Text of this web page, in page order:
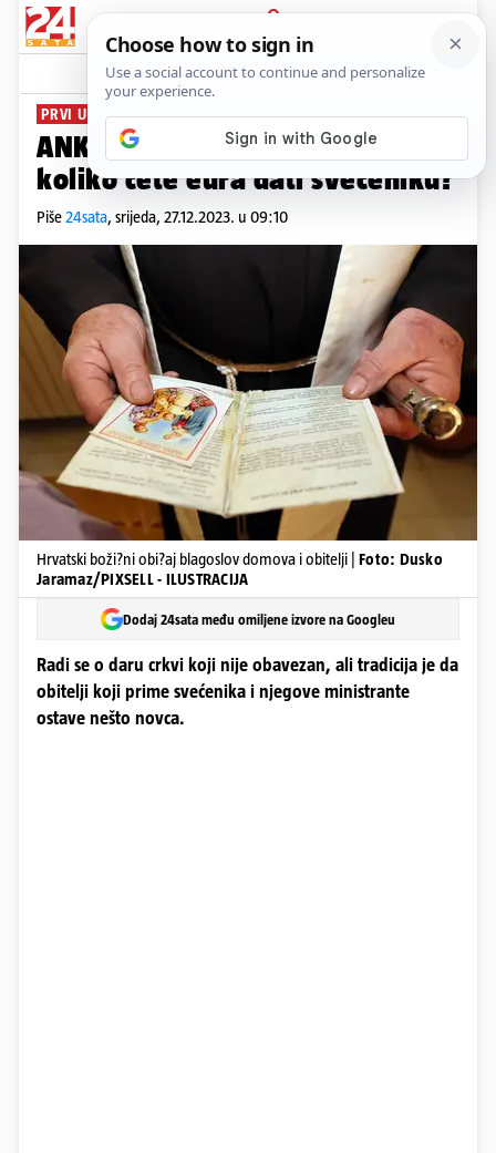
PRIJAVA
News Komentari
PRVI U EURIMA
ANKETA Počeo blagoslov kuća,
koliko ćete eura dati svećeniku?
Piše24sata, srijeda, 27.12.2023. u 09:10
Hrvatski boži?ni obi?aj blagoslov domova i obitelji | Foto: Dusko
Jaramaz/PIXSELL - ILUSTRACIJA
Dodaj 24sata među omiljene izvore na Googleu
Radi se o daru crkvi koji nije obavezan, ali tradicija je da
obitelji koji prime svećenika i njegove ministrante
ostave nešto novca.